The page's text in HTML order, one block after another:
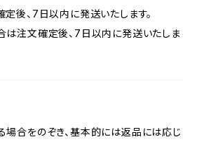
後、7日以内に発送いたします。
は注文確定後、7日以内に発送いたしま
場合をのぞき、基本的には返品には応じ